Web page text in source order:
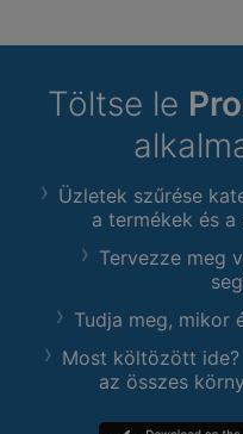
Töltse le
Üzletek szűrése
a termékek és
Tervezze meg
Tudja meg, mikor
Most költözött
az összes